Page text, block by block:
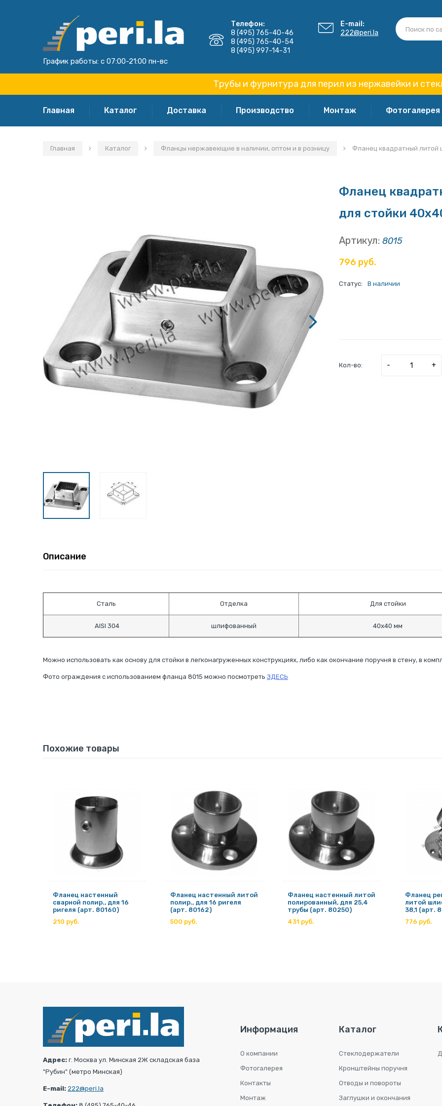
График работы: с 07:00-21:00 пн-вс
Телефон:
8 (495) 765-40-46
8 (495) 765-40-54
8 (495) 997-14-31
E-mail:
222@peri.la
Трубы и фурнитура для перил из нержавейки и
Главная Каталог Доставка Производство Монтаж Фотогалерея
Главная Каталог Фланцы нержавеющие в наличии, оптом и в розницу Фланец квадратный литой
Фланец
для стойки
Артикул: 8015
796 руб.
Статус: В наличии
Кол-во: - +
Описание
Сталь Отделка Для стойки
AISI 304 шлифованный 40х40 мм
Можно использовать как основу для стойки в легконагруженных конструкциях, либо как окончание поручня в стену, в
Фото ограждения с использованием фланца 8015 можно посмотреть ЗДЕСЬ
Похожие товары
Фланец настенный
сварной полир., для 16
ригеля (арт. 80160)
210 руб.
Фланец настенный литой
полир., для 16 ригеля
(арт. 80162)
500 руб.
Фланец настенный литой
полированный, для 25,4
трубы (арт. 80250)
431 руб.
Фланец
литой
38,1 (арт.
776 руб.
Адрес: г. Москва ул. Минская 2Ж складская база
"Рубин" (метро Минская)
E-mail: 222@peri.la
Информация
О компании
Фотогалерея
Контакты
Монтаж
Каталог
Стеклодержатели
Кронштейны поручня
Отводы и повороты
Заглушки и окончания